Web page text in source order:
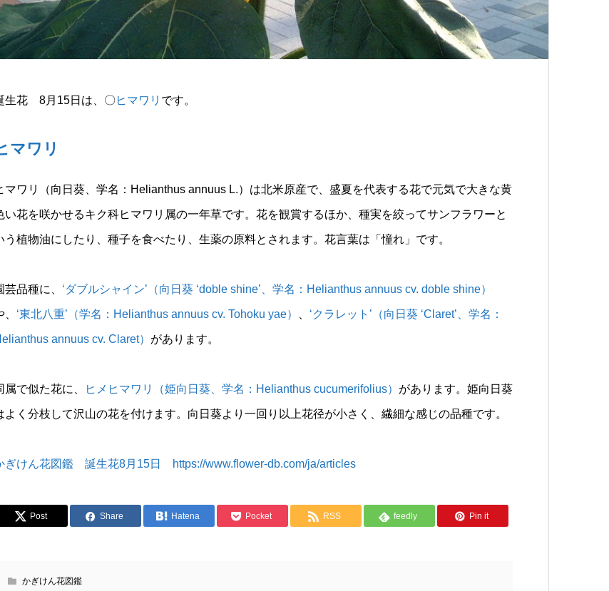
生花 8月15日は、〇 ヒマワリ です。
マワリ
マワリ（向日葵、学名：Helianthus annuus L.）は北米原産で、盛夏を代表する花で元気で大きな黄
い花を咲かせるキク科ヒマワリ属の一年草です。花を観賞するほか、種実を絞ってサンフラワーと
う植物油にしたり、種子を食べたり、生薬の原料とされます。花言葉は「憧れ」です。
芸品種に、 ‘ダブルシャイン’（向日葵 ‘doble shine’、学名：Helianthus annuus cv. doble shine）
、 ‘東北八重’（学名：Helianthus annuus cv. Tohoku yae） ‘クラレット’（向日葵 ‘Claret’、学名：
annuus cv. Claret） があります。
属で似た花に、 ヒメヒマワリ（姫向日葵、学名：Helianthus cucumerifolius） があります。姫向日葵
よく分枝して沢山の花を付けます。向日葵より一回り以上花径が小さく、繊細な感じの品種です。
ぎけん花図鑑 誕生花8月15日 https://www.flower-db.com/ja/articles
Post Share Hatena Pocket RSS feedly Pin it
かぎけん花図鑑